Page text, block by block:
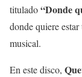
titulado“Donde
donde quiere
musical.
En este disco,